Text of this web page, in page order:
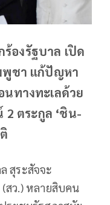
ร้องรัฐบาล เปิด
ชา แก้ปัญหา
ทางทะเลด้วย
2 ตระกูล ‘ชิน-
สุระสัจจะ
สว.) หลายสิบคน